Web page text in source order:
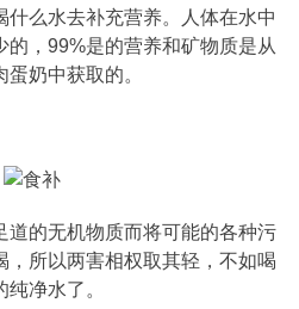
什么水去补充营养。人体在水中
的，99%是的营养和矿物质是从
奶中获取的。
道的无机物质而将可能的各种污
，所以两害相权取其轻，不如喝
净水了。